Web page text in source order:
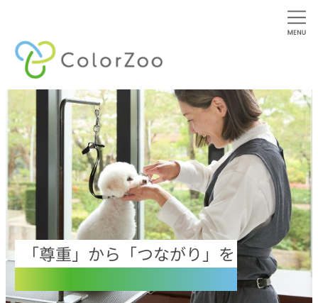
内
ス
キ
ッ
プ
「尊重」から「つながり」を